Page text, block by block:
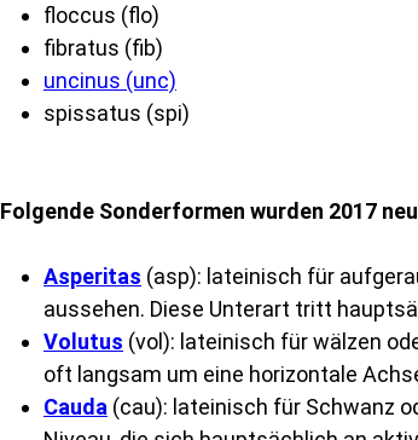
floccus (flo)
fibratus (fib)
uncinus (unc)
spissatus (spi)
Folgende Sonderformen wurden 2017
Asperitas (asp): lateinisch für
aussehen. Diese Unterart tritt
Volutus (vol): lateinisch für wälzen
oft langsam um eine horizontale
Cauda (cau): lateinisch für Schwanz